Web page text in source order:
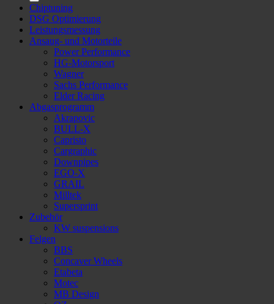
Chiptuning
DSG Optimierung
Leistungsmessung
Ansaug- und Motorteile
Power Performance
HG-Motorsport
Wagner
Sachs Performance
Elder Racing
Abgasprogramm
Akrapovic
BULL-X
Capristo
Cargraphic
Downpipes
EGO-X
GRAIL
Milltek
Supersprint
Zubehör
KW suspensions
Felgen
BBS
Concaver Wheels
Etabeta
Motec
MB Design